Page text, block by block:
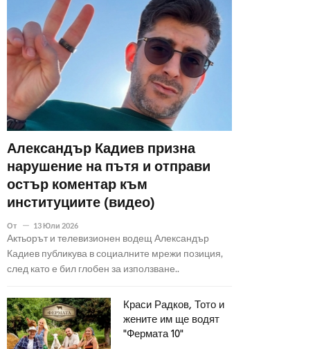
Александър Кадиев призна
нарушение на пътя и отправи
остър коментар към
институциите (видео)
От 13 Юли 2026
Актьорът и телевизионен водещ Александър
Кадиев публикува в социалните мрежи позиция,
след като е бил глобен за използване..
Краси Радков, Тото и
жените им ще водят
"Фермата 10"